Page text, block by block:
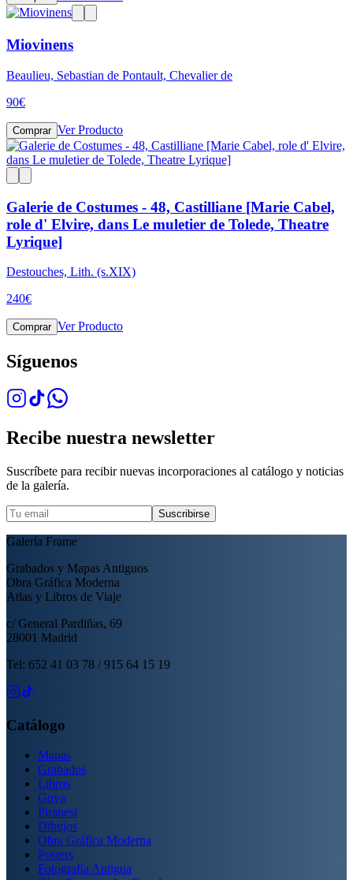
Miovinens
Beaulieu, Sebastian de Pontault, Chevalier de
90€
Comprar Ver Producto
Galerie de Costumes - 48, Castilliane [Marie Cabel,
role d' Elvire, dans Le muletier de Tolede, Theatre
Lyrique]
Destouches, Lith. (s.XIX)
240€
Comprar Ver Producto
Síguenos
Recibe nuestra newsletter
Suscríbete para recibir nuevas incorporaciones al catálogo y noticias
de la galería.
Suscribirse
Galería Frame
Grabados y Mapas Antiguos
Obra Gráfica Moderna
Atlas y Libros de Viaje
c/ General Pardiñas, 69
28001 Madrid
Tel: 652 41 03 78 / 915 64 15 19
Catálogo
Mapas
Grabados
Libros
Goya
Piranesi
Dibujos
Obra Gráfica Moderna
Posters
Fotografía Antigua